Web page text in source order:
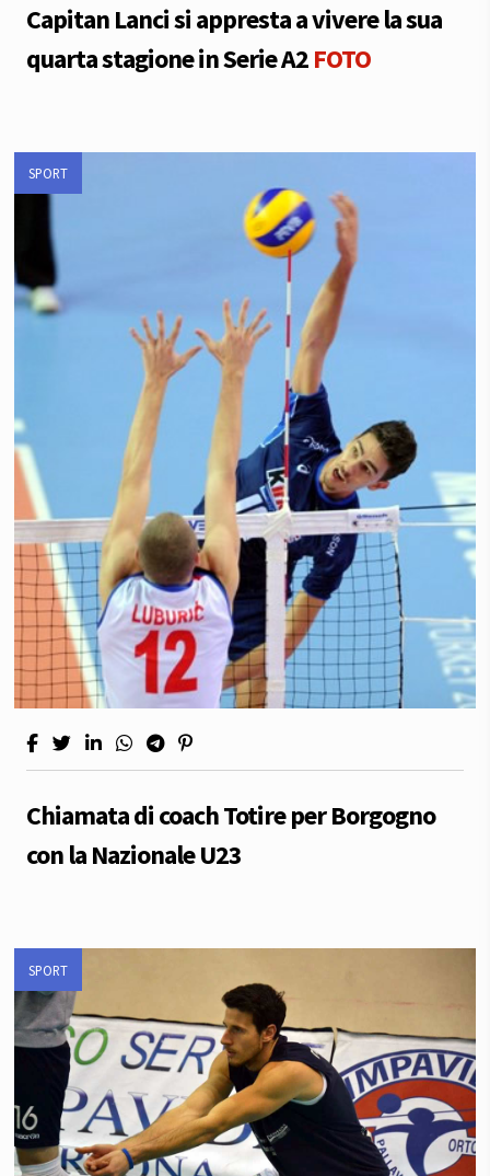
Capitan Lanci si appresta a vivere la sua
quarta stagione in Serie A2FOTO
SPORT
Chiamata di coach Totire per Borgogno
con la Nazionale U23
SPORT